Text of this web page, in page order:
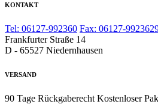
KONTAKT
Tel: 06127-992360 Fax: 06127-
Frankfurter Straße 14
D - 65527 Niedernhausen
VERSAND
90 Tage Rückgaberecht Kostenloser